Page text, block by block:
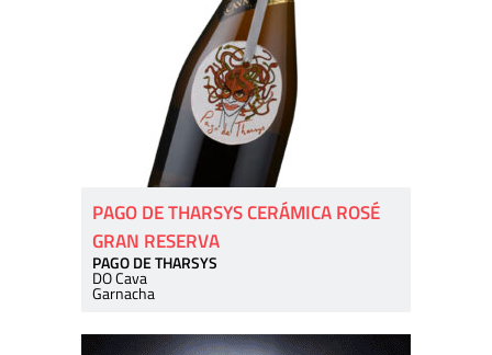
PAGO DE THARSYS CERÁMICA ROSÉ
GRAN RESERVA
PAGO DE THARSYS
DO Cava
Garnacha